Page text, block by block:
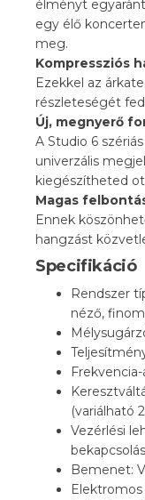
élményt
egy élő
meg.
Kompressziós
Ezekkel az
részleteségét
Új, megnyerő
A Studio 6
univerzális
kiegészítheted
Magas
Ennek
hangzást
Specifikáció
Rendszer
néző,
(variálható
Vezérlési
Bemenet: